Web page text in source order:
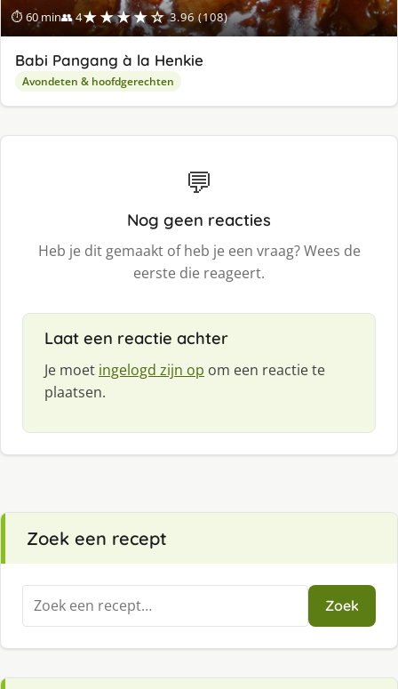
⏱ 60 min👥 4★★★★☆ 3.96 (108)
Babi Pangang à la Henkie
Avondeten & hoofdgerechten
💬
Nog geen reacties
Heb je dit gemaakt of heb je een vraag? Wees de
eerste die reageert.
Laat een reactie achter
Je moet ingelogd zijn op om een reactie te
plaatsen.
Zoek een recept
Zoeken
naar:
Zoek